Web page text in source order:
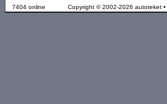
7404 online Copyright © 2002-2026 autoteket •